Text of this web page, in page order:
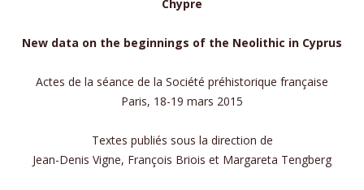
Chypre
New data on the beginnings of the Neolithic in Cyprus
Actes de la séance de la Société préhistorique française
Paris, 18-19 mars 2015
Textes publiés sous la direction de
Jean-Denis Vigne, François Briois et Margareta Tengberg